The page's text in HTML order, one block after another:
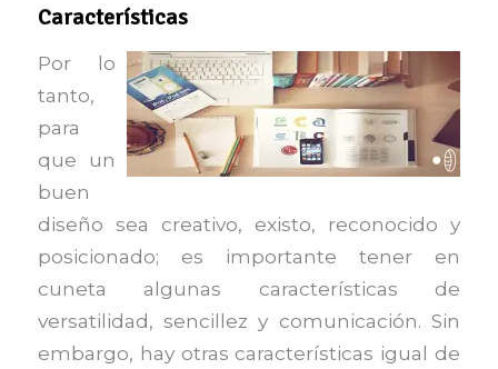
Características
Por lo
tanto,
para
que un
buen
diseño sea creativo, existo, reconocido y
posicionado; es importante tener en
cuneta algunas características de
versatilidad, sencillez y comunicación. Sin
embargo, hay otras características igual de